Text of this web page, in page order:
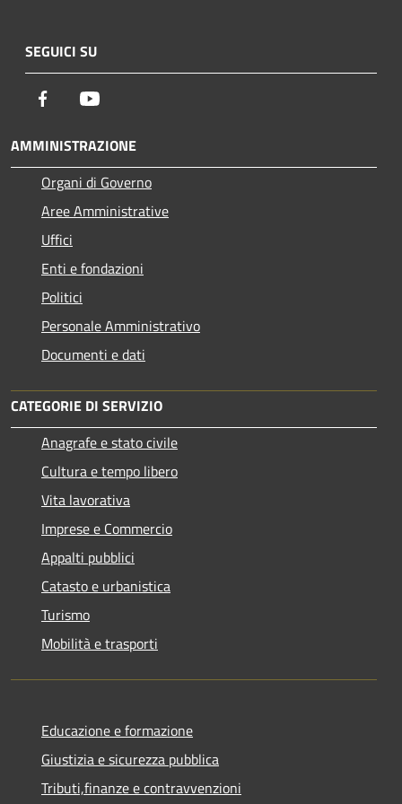
SEGUICI SU
Facebook
AMMINISTRAZIONE
Organi di Governo
Aree Amministrative
Uffici
Enti e fondazioni
Politici
Personale Amministrativo
Documenti e dati
CATEGORIE DI SERVIZIO
Anagrafe e stato civile
Cultura e tempo libero
Vita lavorativa
Imprese e Commercio
Appalti pubblici
Catasto e urbanistica
Turismo
Mobilità e trasporti
Educazione e formazione
Giustizia e sicurezza pubblica
Tributi,finanze e contravvenzioni